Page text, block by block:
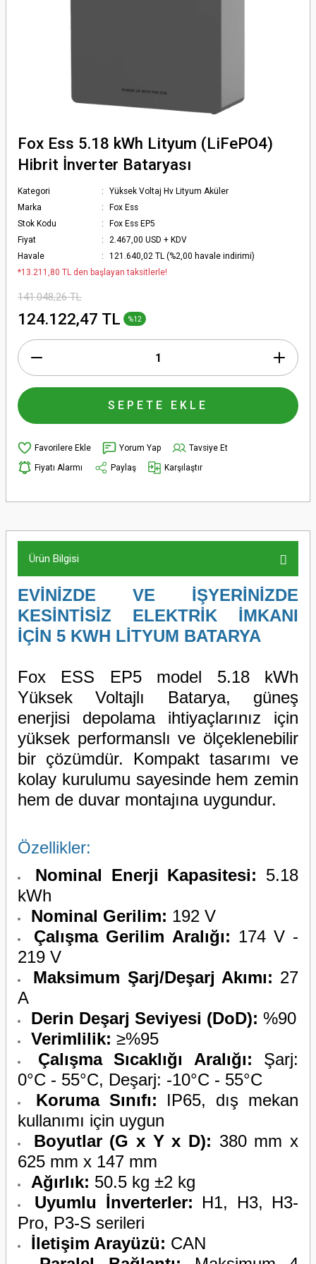
Fox Ess 5.18 kWh Lityum (LiFePO4)
Hibrit İnverter Bataryası
Kategori
Yüksek Voltaj Hv Lityum Aküler
Marka
Fox Ess
Stok Kodu
Fox Ess EP5
Fiyat
2.467,00 USD + KDV
Havale
121.640,02 TL (%2,00 havale indirimi)
*13.211,80 TL den başlayan taksitlerle!
141.048,26 TL
124.122,47 TL %12
SEPETE EKLE
Yorum Yap
Tavsiye Et
Fiyatı Alarmı
Paylaş Karşılaştır
Ürün Bilgisi
EVİNİZDE VE İŞYERİNİZDE
KESİNTİSİZ ELEKTRİK İMKANI
İÇİN 5 KWH LİTYUM BATARYA
Fox ESS EP5 model 5.18 kWh
Yüksek Voltajlı Batarya, güneş
enerjisi depolama ihtiyaçlarınız için
yüksek performanslı ve ölçeklenebilir
bir çözümdür. Kompakt tasarımı ve
kolay kurulumu sayesinde hem zemin
hem de duvar montajına uygundur.
Özellikler:
Nominal Enerji Kapasitesi: 5.18
kWh
Nominal Gerilim: 192 V
Çalışma Gerilim Aralığı: 174 V -
219 V
Maksimum Şarj/Deşarj Akımı: 27
A
Derin Deşarj Seviyesi (DoD): %90
Verimlilik: ≥%95
Çalışma Sıcaklığı Aralığı: Şarj:
0°C - 55°C, Deşarj: -10°C - 55°C
Koruma Sınıfı: IP65, dış mekan
kullanımı için uygun
Boyutlar (G x Y x D): 380 mm x
625 mm x 147 mm
Ağırlık: 50.5 kg ±2 kg
Uyumlu İnverterler: H1, H3, H3-
Pro, P3-S serileri
İletişim Arayüzü: CAN